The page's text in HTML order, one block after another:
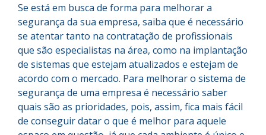
Se está em busca de forma para melhorar a
segurança da sua empresa, saiba que é necessário
se atentar tanto na contratação de profissionais
que são especialistas na área, como na implantação
de sistemas que estejam atualizados e estejam de
acordo com o mercado. Para melhorar o sistema de
segurança de uma empresa é necessário saber
quais são as prioridades, pois, assim, fica mais fácil
de conseguir datar o que é melhor para aquele